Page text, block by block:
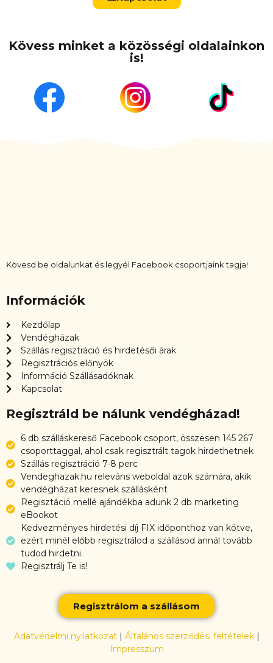
Kövess minket a közösségi oldalainkon
is!
Kövesd be oldalunkat és legyél Facebook csoportjaink tagja!
Információk
Kezdőlap
Vendégházak
Szállás regisztráció és hirdetésői árak
Regisztrációs előnyök
Információ Szállásadóknak
Kapcsolat
Regisztráld be nálunk vendégházad!
6 db szálláskereső Facebook csoport, összesen 145 267
csoporttaggal, ahol csak regisztrált tagok hirdethetnek
Szállás regisztráció 7-8 perc
Vendeghazak.hu releváns weboldal azok számára, akik
vendégházat keresnek szállásként
Regisztáció mellé ajándékba adunk 2 db marketing
eBookot
Kedvezményes hirdetési díj FIX időponthoz van kötve,
ezért minél előbb regisztrálod a szállásod annál tovább
tudod hirdetni.
Regisztrálj Te is!
Regisztrálom a szállásom
Adatvédelmi nyilatkozat| Általános szerződési feltételek|
Impresszum